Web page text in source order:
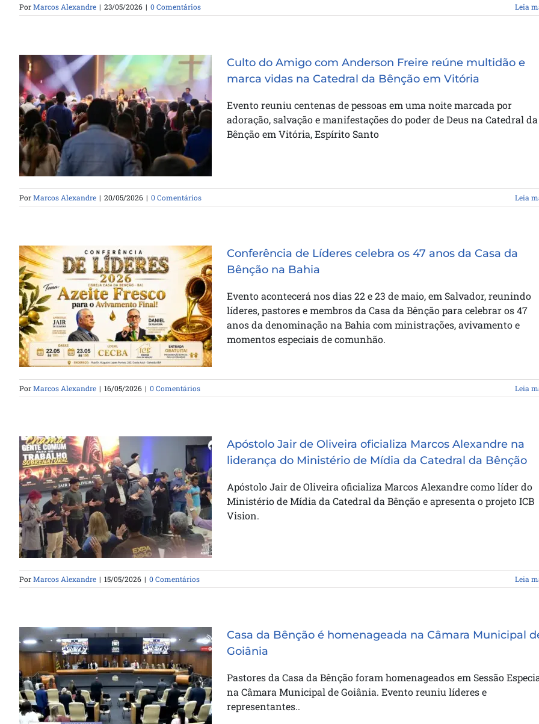
PorMarcos Alexandre | 23/05/2026 | 0 Comentários Leia
Culto do Amigo com Anderson
Freire reúne multidão e marca
vidas na Catedral da Bênção em
Vitória
Culto do Amigo com Anderson Freire reúne multidão e
marca vidas na Catedral da Bênção em Vitória
Evento reuniu centenas de pessoas em uma noite marcada por
adoração, salvação e manifestações do poder de Deus na Catedral da
Bênção em Vitória, Espírito Santo
PorMarcos Alexandre | 20/05/2026 | 0 Comentários Leia
Conferência de Líderes celebra os
47 anos da Casa da Bênção na
Bahia
Conferência de Líderes celebra os 47 anos da Casa da
Bênção na Bahia
Evento acontecerá nos dias 22 e 23 de maio, em Salvador, reunindo
líderes, pastores e membros da Casa da Bênção para celebrar os 47
anos da denominação na Bahia com ministrações, avivamento e
momentos especiais de comunhão.
PorMarcos Alexandre | 16/05/2026 | 0 Comentários Leia
Apóstolo Jair de Oliveira oficializa
Marcos Alexandre na liderança do
Ministério de Mídia da Catedral
da Bênção
Apóstolo Jair de Oliveira oficializa Marcos Alexandre na
liderança do Ministério de Mídia da Catedral da Bênção
Apóstolo Jair de Oliveira oficializa Marcos Alexandre como líder do
Ministério de Mídia da Catedral da Bênção e apresenta o projeto ICB
Vision.
PorMarcos Alexandre | 15/05/2026 | 0 Comentários Leia
Casa da Bênção é homenageada
na Câmara Municipal de Goiânia
Casa da Bênção é homenageada na Câmara Municipal
Goiânia
Pastores da Casa da Bênção foram homenageados em Sessão
na Câmara Municipal de Goiânia. Evento reuniu líderes e
representantes..